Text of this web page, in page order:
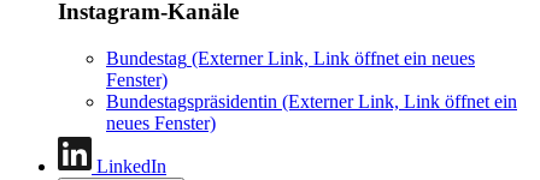
Instagram-Kanäle
Bundestag (Externer Link, Link öffnet ein neues
Fenster)
Bundestagspräsidentin (Externer Link, Link öffnet ein
neues Fenster)
LinkedIn